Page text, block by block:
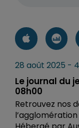
28 août 2025 -
Le journal du
08h00
Retrouvez nos